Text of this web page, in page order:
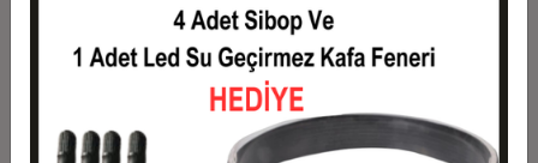
1.498,14 TL
3
1.068,67 TL
3.206,02 TL
816,49 TL
5
665,17 TL